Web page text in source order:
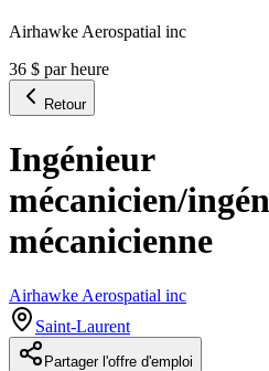
Airhawke Aerospatial inc
36 $ par heure
Retour
Ingénieur
mécanicien/
mécanicienne
Airhawke Aerospatial inc
Saint-Laurent
Partager l'offre d'emploi